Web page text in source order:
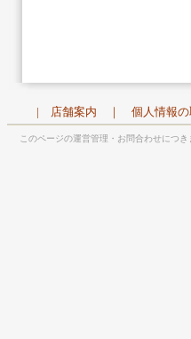
| 店舗案内 ｜ 個人情報
このページの運営管理・お問合わせにつ